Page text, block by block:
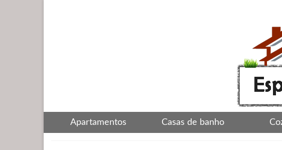
Apartamentos Casas de banho